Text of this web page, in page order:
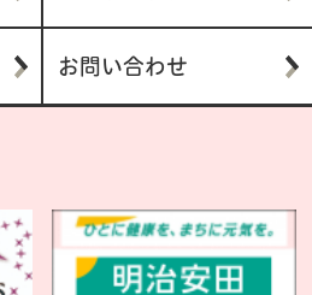
お問い合わせ